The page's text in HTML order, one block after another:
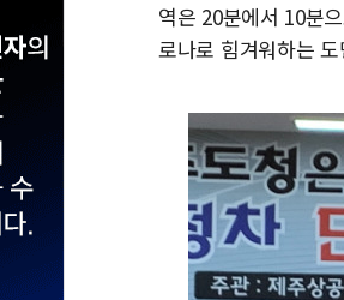
역은 20분에서 10분
로나로 힘겨워하는